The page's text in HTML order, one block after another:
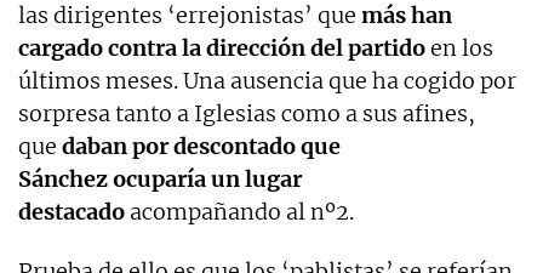
las dirigentes ‘errejonistas’ que más han
cargado contra la dirección del partidoen los
últimos meses. Una ausencia que ha cogido por
sorpresa tanto a Iglesias como a sus afines,
que daban por descontado que
Sánchez ocuparía un lugar
destacado acompañando al nº2.